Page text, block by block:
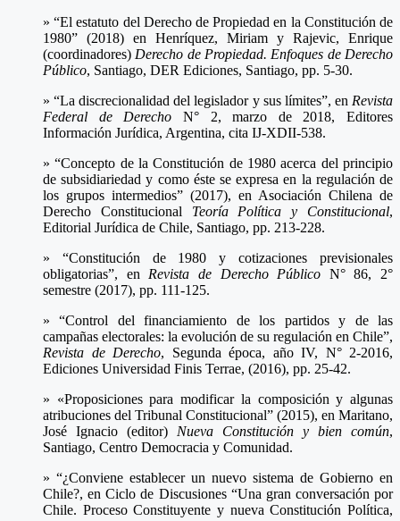
» “El estatuto del Derecho de Propiedad en la Constitución de
1980” (2018) en Henríquez, Miriam y Rajevic, Enrique
(coordinadores) Derecho de Propiedad. Enfoques de Derecho
Público, Santiago, DER Ediciones, Santiago, pp. 5-30.
» “La discrecionalidad del legislador y sus límites”, en Revista
Federal de Derecho N° 2, marzo de 2018, Editores
Información Jurídica, Argentina, cita IJ-XDII-538.
» “Concepto de la Constitución de 1980 acerca del principio
de subsidiariedad y como éste se expresa en la regulación de
los grupos intermedios” (2017), en Asociación Chilena de
Derecho Constitucional Teoría Política y Constitucional,
Editorial Jurídica de Chile, Santiago, pp. 213-228.
» “Constitución de 1980 y cotizaciones previsionales
obligatorias”, en Revista de Derecho Público N° 86, 2°
semestre (2017), pp. 111-125.
» “Control del financiamiento de los partidos y de las
campañas electorales: la evolución de su regulación en Chile”,
Revista de Derecho, Segunda época, año IV, N° 2-2016,
Ediciones Universidad Finis Terrae, (2016), pp. 25-42.
» «Proposiciones para modificar la composición y algunas
atribuciones del Tribunal Constitucional” (2015), en Maritano,
José Ignacio (editor) Nueva Constitución y bien común,
Santiago, Centro Democracia y Comunidad.
» “¿Conviene establecer un nuevo sistema de Gobierno en
Chile?, en Ciclo de Discusiones “Una gran conversación por
Chile. Proceso Constituyente y nueva Constitución Política,